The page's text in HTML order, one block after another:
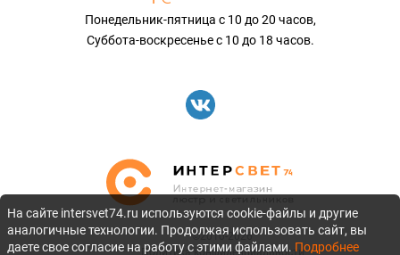
Понедельник-пятница с 10 до 20 часов,
Суббота-воскресенье с 10 до 18 часов.
©2010-2026
На сайте intersvet74.ru используются cookie-файлы и другие
аналогичные технологии. Продолжая использовать сайт, вы
даете свое согласие на работу с этими файлами. Подробнее